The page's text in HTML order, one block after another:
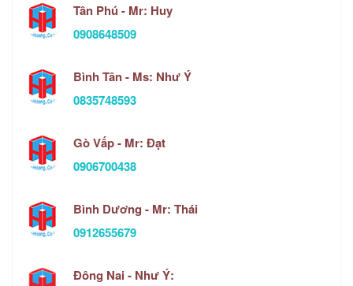
Tân Phú - Mr: Huy
0908648509
Bình Tân - Ms: Như Ý
0835748593
Gò Vấp - Mr: Đạt
0906700438
Bình Dương - Mr: Thái
0912655679
Đông Nai - Như Ý: